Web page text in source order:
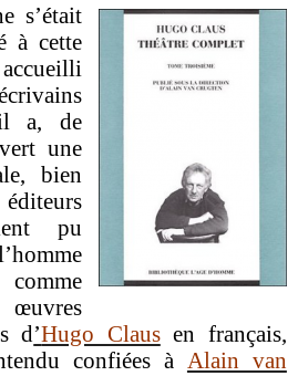
s’était
à cette
il a, de
une
bien
pu
comme
d’Hugo Claus en français,
confiées à Alain van